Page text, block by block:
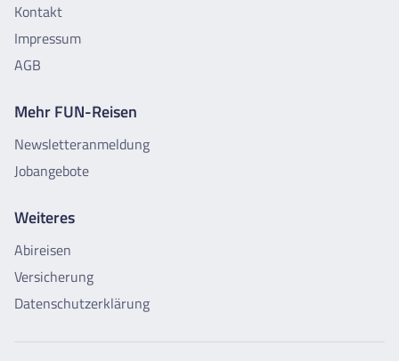
Kontakt
Impressum
AGB
Mehr FUN-Reisen
Newsletteranmeldung
Jobangebote
Weiteres
Abireisen
Versicherung
Datenschutzerklärung